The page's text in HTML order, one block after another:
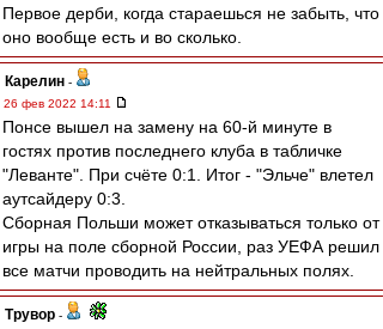
Первое дерби, когда стараешься не забыть, что
оно вообще есть и во сколько.
Карелин -
26 фев 2022 14:11
Понсе вышел на замену на 60-й минуте в
гостях против последнего клуба в табличке
"Леванте". При счёте 0:1. Итог - "Эльче" влетел
аутсайдеру 0:3.
Сборная Польши может отказываться только от
игры на поле сборной России, раз УЕФА решил
все матчи проводить на нейтральных полях.
Трувор -